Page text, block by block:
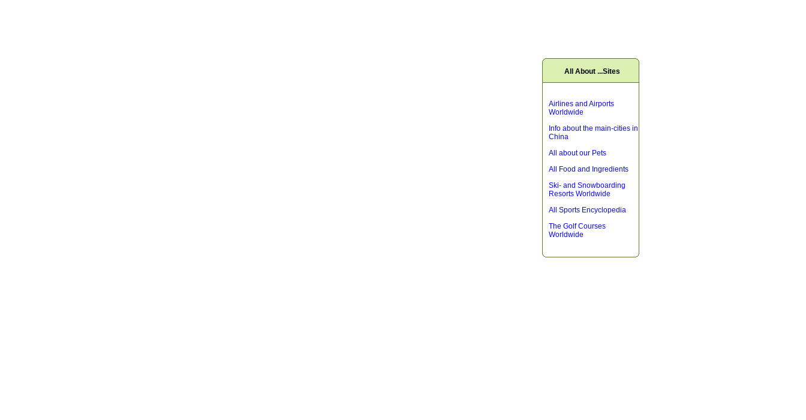
All About ...Sites
Airlines and Airports
Worldwide
Info about the main-cities in
China
All about our Pets
All Food and Ingredients
Ski- and Snowboarding
Resorts Worldwide
All Sports Encyclopedia
The Golf Courses
Worldwide